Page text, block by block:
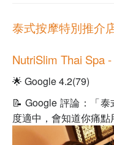
泰式按摩特別推介
NutriSlim Thai Spa
🌟 Google 4.2(79)
📝 Google 評論：「
度適中，會知道你痛點